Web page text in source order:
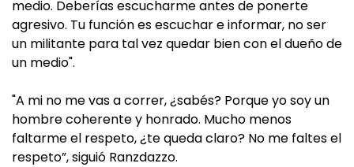
medio. Deberías escucharme antes de ponerte
agresivo. Tu función es escuchar e informar, no ser
un militante para tal vez quedar bien con el dueño de
un medio".
"A mi no me vas a correr, ¿sabés? Porque yo soy un
hombre coherente y honrado. Mucho menos
faltarme el respeto, ¿te queda claro? No me faltes el
respeto”, siguió Ranzdazzo.